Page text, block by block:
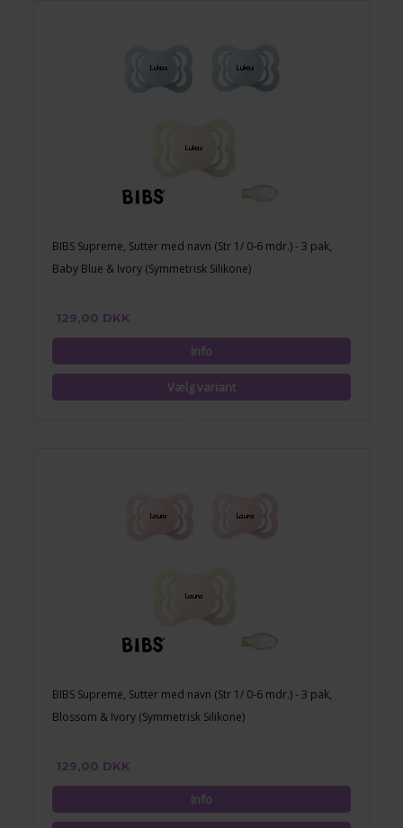
BIBS Supreme, Sutter med navn (Str 1/ 0-6 mdr.) - 3 pak,
Baby Blue & Ivory (Symmetrisk Silikone)
129,00 DKK
BIBS Supreme, Sutter med navn (Str 1/ 0-6 mdr.) - 3 pak,
Blossom & Ivory (Symmetrisk Silikone)
129,00 DKK